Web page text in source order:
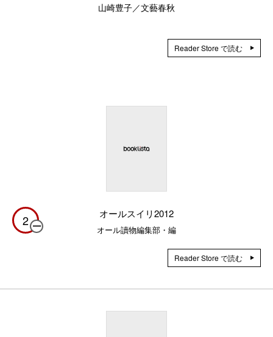
山崎豊子／文藝春秋
Reader Store で読む
2 オールスイリ2012
オール讀物編集部・編
Reader Store で読む